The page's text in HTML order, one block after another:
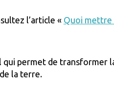
l’article « Quoi mettre
permet de transformer
la terre.